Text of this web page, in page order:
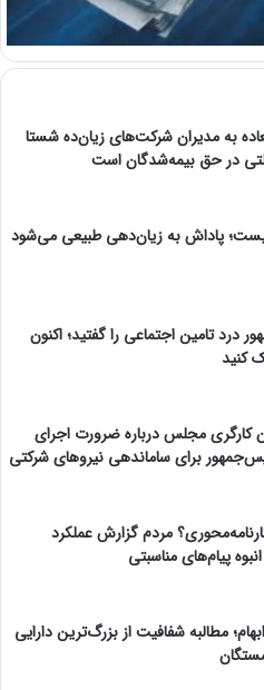
به مدیران شرکت‌های زیان‌ده شستا
در حق بیمه‌شدگان است
پاداش به زیان‌دهی طبیعی می‌شود
درد تامین اجتماعی را گفتید؛ اکنون
کنید
کارگری مجلس درباره ضرورت اجرای
برای ساماندهی نیروهای شرکتی
مردم گزارش عملکرد
پیام‌های مناسبتی
مطالبه شفافیت از بزرگ‌ترین دارایی